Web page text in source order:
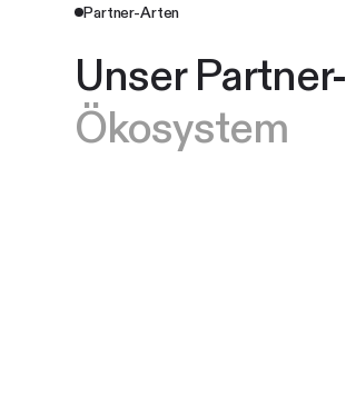
Partner-Arten
Unser Partner-
Ökosystem